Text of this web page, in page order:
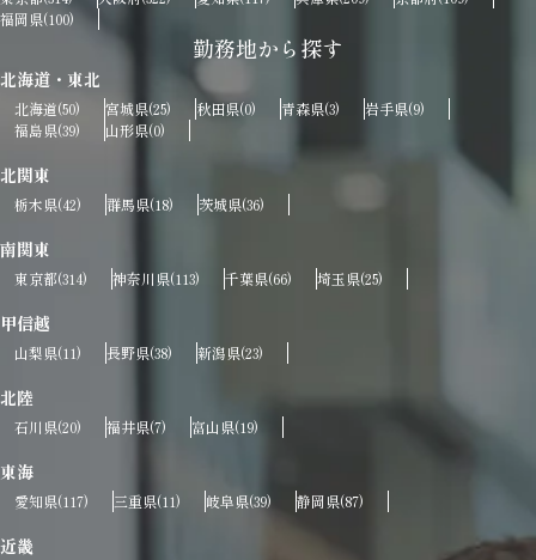
福岡県(100)
勤務地から探す
北海道・東北
北海道(50) 宮城県(25) 秋田県(0) 青森県(3) 岩手県(9)
福島県(39) 山形県(0)
北関東
栃木県(42) 群馬県(18) 茨城県(36)
南関東
東京都(314) 神奈川県(113) 千葉県(66) 埼玉県(25)
甲信越
山梨県(11) 長野県(38) 新潟県(23)
北陸
石川県(20) 福井県(7) 富山県(19)
東海
愛知県(117) 三重県(11) 岐阜県(39) 静岡県(87)
近畿